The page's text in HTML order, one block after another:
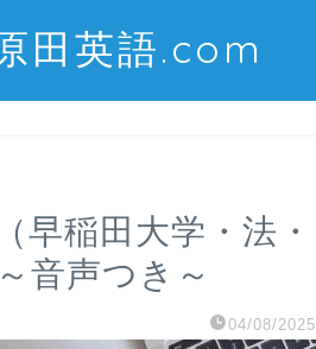
田英語.com
早稲田大学・法・
音声つき～
04/08/2025